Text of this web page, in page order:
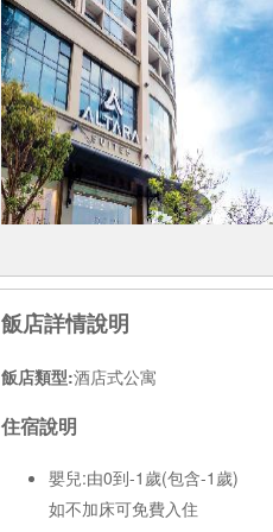
飯店詳情說明
飯店類型:酒店式公寓
住宿說明
嬰兒:由0到-1歲(包含-1歲)
如不加床可免費入住